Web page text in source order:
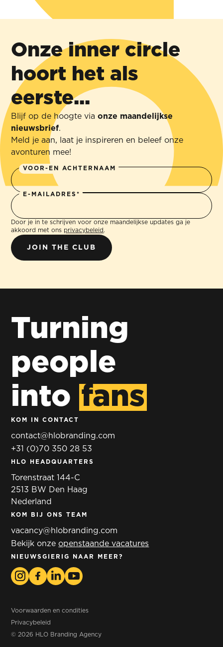
360° BRANDING
Het
van retail­
excellentie
voor
Heineken
HEINEKEN
BREWING
COMPANY
SHOW
Wanneer
Afrikaanse
geest van
Selati tot
leven
komt
SELATI
ALCOHOLVRIJE
DRANK
Onze inner circle
hoort het als
eerste...
Blijf op de hoogte viaonze maandelijkse
nieuwsbrief.
Meld je aan, laat je inspireren en beleef onze
avonturen mee!
VOOR-EN ACHTERNAAM
E-MAILADRES*
Door je in te schrijven voor onze maandelijkse updates ga je
akkoord met ons privacybeleid .
Turning
people
into fans
KOM IN CONTACT
contact@hlobranding.com
+31 (0)70 350 28 53
HLO HEADQUARTERS
Torenstraat 144-C
2513 BW Den Haag
Nederland
KOM BIJ ONS TEAM
vacancy@hlobranding.com
Bekijk onze openstaande vacatures
NIEUWSGIERIG NAAR MEER?
© 2026 HLO Branding Agency
Voorwaarden en condities
Privacybeleid